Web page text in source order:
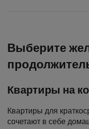
Выберите
Квартиры на
Квартиры для
сочетают в себе